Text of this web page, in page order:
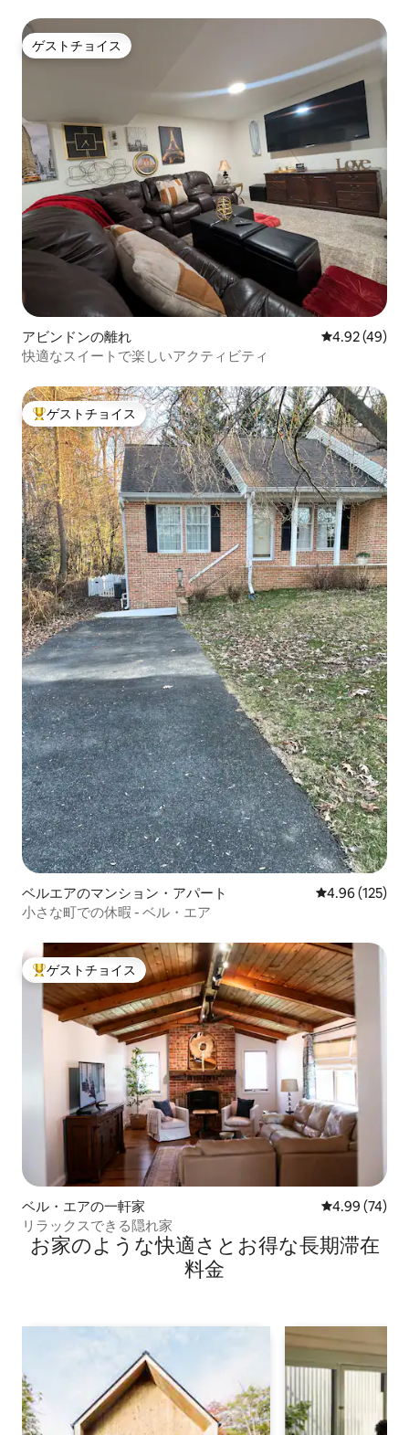
ゲストチョイス
ゲストチョイス
アビンドンの離れ レビュー49
4.92 (49)
快適なスイートで楽しいアクティビティ
大好評のゲストチョイスです。
ゲストチョイス
ベルエアのマンション・アパート レビュー125
4.96 (125)
小さな町での休暇 - ベル・エア
大好評のゲストチョイスです。
ゲストチョイス
ベル・エアの一軒家 レビュー74
4.99 (74)
リラックスできる隠れ家
お家のような快⁠適⁠さ⁠とお⁠得⁠な長⁠期⁠滞⁠在
料⁠金